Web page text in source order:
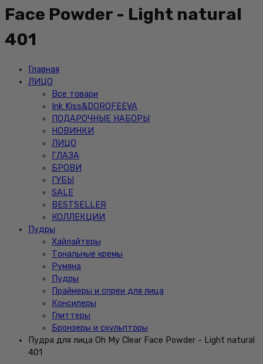
Face Powder - Light natural
401
Главная
ЛИЦО
Все товари
Ink Kiss&DOROFEEVA
ПОДАРОЧНЫЕ НАБОРЫ
НОВИНКИ
ЛИЦО
ГЛАЗА
БРОВИ
ГУБЫ
SALE
BESTSELLER
КОЛЛЕКЦИИ
Пудры
Хайлайтеры
Тональные кремы
Румяна
Пудры
Праймеры и спреи для лица
Консилеры
Глиттеры
Бронзеры и скульпторы
Пудра для лица Oh My Clear Face Powder - Light natural
401